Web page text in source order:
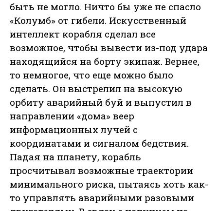
быть не могло. Ничто бы уже не спасло
«Колумб» от гибели. Искусственный
интеллект корабля сделал все
возможное, чтобы вывести из-под удара
находящийся на борту экипаж. Вернее,
то немногое, что еще можно было
сделать. Он выстрелил на высокую
орбиту аварийный буй и выпустил в
направлении «дома» веер
информационных лучей с
координатами и сигналом бедствия.
Падая на планету, корабль
просчитывал возможные траектории
минимального риска, пытаясь хоть как-
то управлять аварийными разовыми